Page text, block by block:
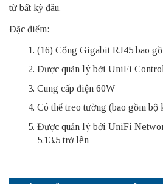
từ bất kỳ đâu.
Đặc điểm:
(16) Cổng Gigabit RJ45 bao
Được quản lý bởi UniFi
Cung cấp điện 60W
Có thể treo tường (bao gồm bộ
Được quản lý bởi UniFi
5.13.5 trở lên